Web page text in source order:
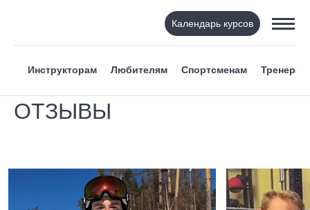
Календарь курсов
Инструкторам Любителям Спортсменам Тренерам
ОТЗЫВЫ